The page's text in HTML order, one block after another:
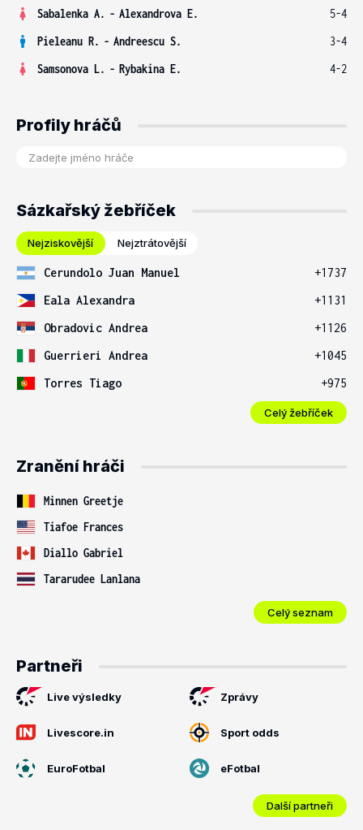
Sabalenka A. - Alexandrova E.
5-4
Pieleanu R. - Andreescu S.
3-4
Samsonova L. - Rybakina E. 4-2
Profily hráčů
Sázkařský žebříček
Nejziskovější Nejztrátovější
Cerundolo Juan Manuel
+1737
Eala Alexandra
+1131
Obradovic Andrea
+1126
Guerrieri Andrea
+1045
Torres Tiago
+975
Celý žebříček
Zranění hráči
Minnen Greetje
Tiafoe Frances
Diallo Gabriel
Tararudee Lanlana
Celý seznam
Partneři
Live výsledky Zprávy
Livescore.in Sport odds
EuroFotbal eFotbal
Další partneři